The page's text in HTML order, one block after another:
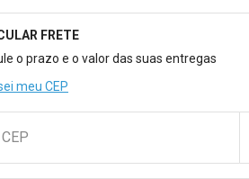
para Calcular o Frete
FRETE
o prazo e o valor das suas entregas
meu CEP